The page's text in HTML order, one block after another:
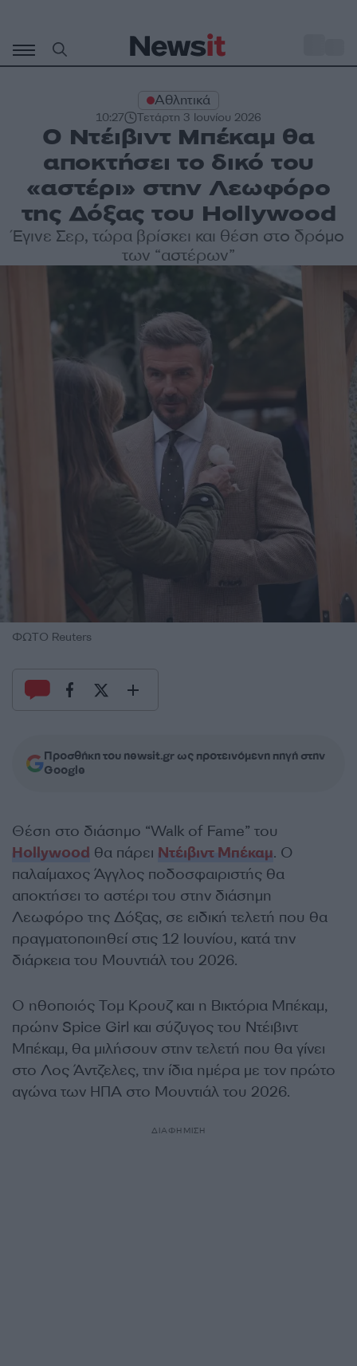
περιεχόμενο
Αθλητικά
10:27 Τετάρτη 3 Ιουνίου 2026
Ο Ντέιβιντ Μπέκαμ θα
αποκτήσει το δικό του
«αστέρι» στην Λεωφόρο
της Δόξας του Hollywood
Έγινε Σερ, τώρα βρίσκει και θέση στο δρόμο
των “αστέρων”
ΦΩΤΟ Reuters
Προσθήκη του newsit.gr ως προτεινόμενη πηγή στην
Google
Θέση στο διάσημο “Walk of Fame” του
Hollywood θα πάρει Ντέιβιντ Μπέκαμ. Ο
παλαίμαχος Άγγλος ποδοσφαιριστής θα
αποκτήσει το αστέρι του στην διάσημη
Λεωφόρο της Δόξας, σε ειδική τελετή που θα
πραγματοποιηθεί στις 12 Ιουνίου, κατά την
διάρκεια του Μουντιάλ του 2026.
Ο ηθοποιός Τομ Κρουζ και η Βικτόρια Μπέκαμ,
πρώην Spice Girl και σύζυγος του Ντέιβιντ
Μπέκαμ, θα μιλήσουν στην τελετή που θα γίνει
στο Λος Άντζελες, την ίδια ημέρα με τον πρώτο
αγώνα των ΗΠΑ στο Μουντιάλ του 2026.
ΔΙΑΦΗΜΙΣΗ